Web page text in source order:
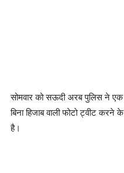
सोमवार को सऊदी अरब पुलिस ने एक
बिना हिजाब वाली फोटो ट्वीट
है।